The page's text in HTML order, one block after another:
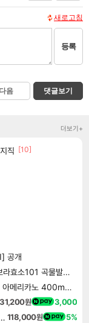
새로고침
등록
다음 댓글보기
더보기+
직 [10]
공개
소 프로바이오틱스 30포
카노 400ml x 20개
31,200원 3,000
Tokon Fighting Souls Ultimate Edition Pre-Purchase 118,000원 5%